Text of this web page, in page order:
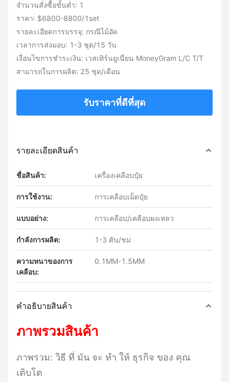
จำนวนสั่งซื้อขั้นต่ำ: 1
ราคา: $6800-8800/1set
รายละเอียดการบรรจุ: กรณีไม้อัด
เวลาการส่งมอบ: 1-3 ชุด/15 วัน
เงื่อนไขการชำระเงิน: เวสเทิร์นยูเนี่ยน MoneyGram L/C T/T
สามารถในการผลิต: 25 ชุด/เดือน
รับราคาที่ดีที่สุด
รายละเอียดสินค้า
ชื่อสินค้า: เครื่องเคลือบปุ๋ย
การใช้งาน: การเคลือบเม็ดปุ๋ย
แบบอย่าง: การเคลือบ/เคลือบผงเหลว
กำลังการผลิต: 1-3 ตัน/ชม
ความหนาของการ
เคลือบ:
0.1MM-1.5MM
คําอธิบายสินค้า
ภาพรวมสินค้า
ภาพรวม: วิธี ที่ มัน จะ ทํา ให้ ธุรกิจ ของ คุณ
เติบโต